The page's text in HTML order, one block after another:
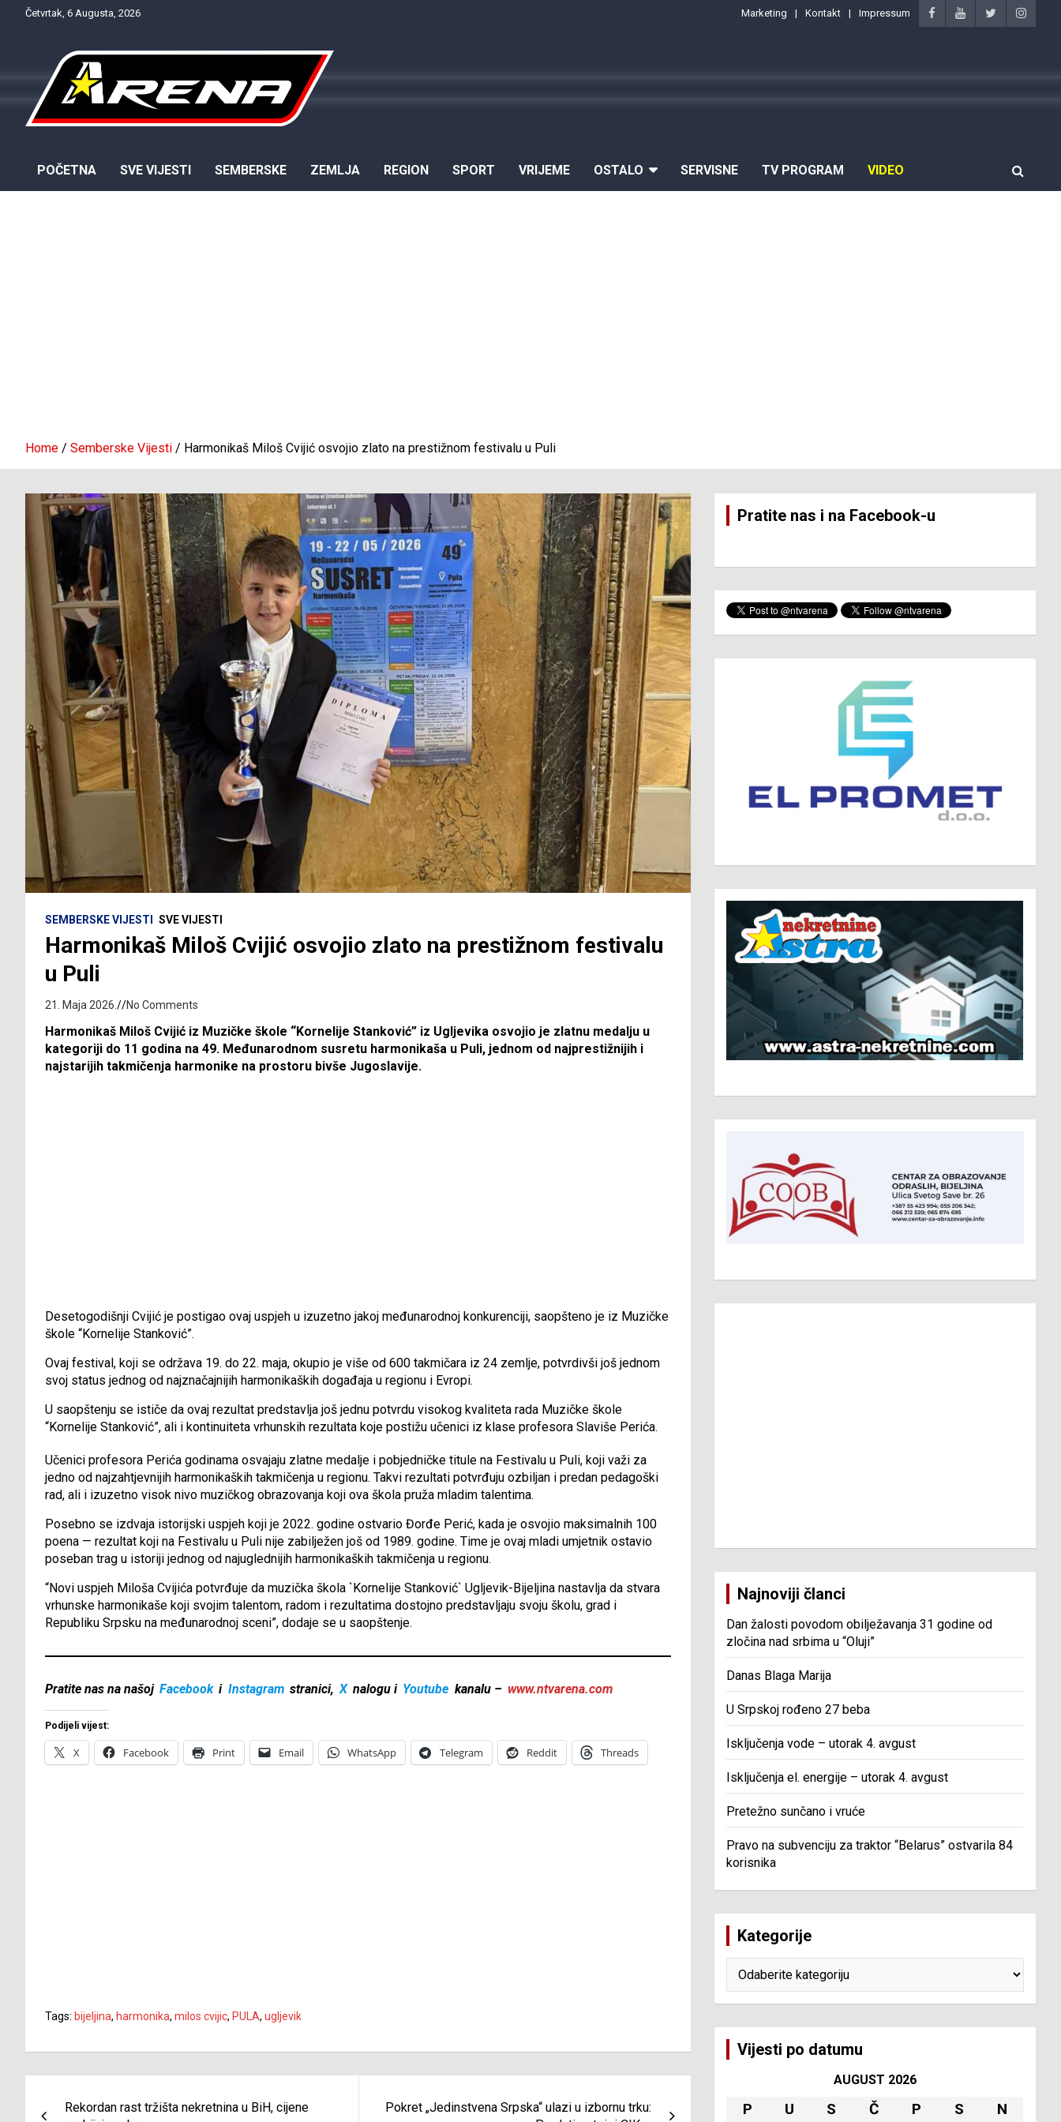
Četvrtak, 6 Augusta, 2026 Marketing Kontakt Impressum
POČETNA SVE VIJESTI SEMBERSKE ZEMLJA REGION SPORT VRIJEME OSTALO SERVISNE TV PROGRAM VIDEO
Home Semberske Vijesti Harmonikaš Miloš Cvijić osvojio zlato na prestižnom festivalu u Puli
SEMBERSKE VIJESTI SVE VIJESTI
Harmonikaš Miloš Cvijić osvojio zlato na prestižnom festivalu
u Puli
21. Maja 2026. No Comments
Harmonikaš Miloš Cvijić iz Muzičke škole “Kornelije Stanković” iz Ugljevika osvojio je zlatnu medalju u
kategoriji do 11 godina na 49. Međunarodnom susretu harmonikaša u Puli, jednom od najprestižnijih i
najstarijih takmičenja harmonike na prostoru bivše Jugoslavije.
Desetogodišnji Cvijić je postigao ovaj uspjeh u izuzetno jakoj međunarodnoj konkurenciji, saopšteno je iz Muzičke
škole “Kornelije Stanković”.
Ovaj festival, koji se održava 19. do 22. maja, okupio je više od 600 takmičara iz 24 zemlje, potvrdivši još jednom
svoj status jednog od najznačajnijih harmonikaških događaja u regionu i Evropi.
U saopštenju se ističe da ovaj rezultat predstavlja još jednu potvrdu visokog kvaliteta rada Muzičke škole
“Kornelije Stanković”, ali i kontinuiteta vrhunskih rezultata koje postižu učenici iz klase profesora Slaviše Perića.
Učenici profesora Perića godinama osvajaju zlatne medalje i pobjedničke titule na Festivalu u Puli, koji važi za
jedno od najzahtjevnijih harmonikaških takmičenja u regionu. Takvi rezultati potvrđuju ozbiljan i predan pedagoški
rad, ali i izuzetno visok nivo muzičkog obrazovanja koji ova škola pruža mladim talentima.
Posebno se izdvaja istorijski uspjeh koji je 2022. godine ostvario Đorđe Perić, kada je osvojio maksimalnih 100
poena — rezultat koji na Festivalu u Puli nije zabilježen još od 1989. godine. Time je ovaj mladi umjetnik ostavio
poseban trag u istoriji jednog od najuglednijih harmonikaških takmičenja u regionu.
“Novi uspjeh Miloša Cvijića potvrđuje da muzička škola `Kornelije Stanković` Ugljevik-Bijeljina nastavlja da stvara
vrhunske harmonikaše koji svojim talentom, radom i rezultatima dostojno predstavljaju svoju školu, grad i
Republiku Srpsku na međunarodnoj sceni”, dodaje se u saopštenje.
Pratite nas na našoj Facebook i Instagram stranici, X nalogu i Youtube kanalu – www.ntvarena.com
Podijeli vijest:
X Facebook Print Email WhatsApp Telegram Reddit Threads
Tags: bijeljina, harmonika, milos cvijic, PULA, ugljevik
Rekordan rast tržišta nekretnina u BiH, cijene
Pokret „Jedinstvena Srpska“ ulazi u izbornu trku:
Pratite nas i na Facebook-u
Najnoviji članci
Dan žalosti povodom obilježavanja 31 godine od
zločina nad srbima u “Oluji”
Danas Blaga Marija
U Srpskoj rođeno 27 beba
Isključenja vode – utorak 4. avgust
Isključenja el. energije – utorak 4. avgust
Pretežno sunčano i vruće
Pravo na subvenciju za traktor “Belarus” ostvarila 84
korisnika
Kategorije
Vijesti po datumu
AUGUST 2026
P U S Č P S N